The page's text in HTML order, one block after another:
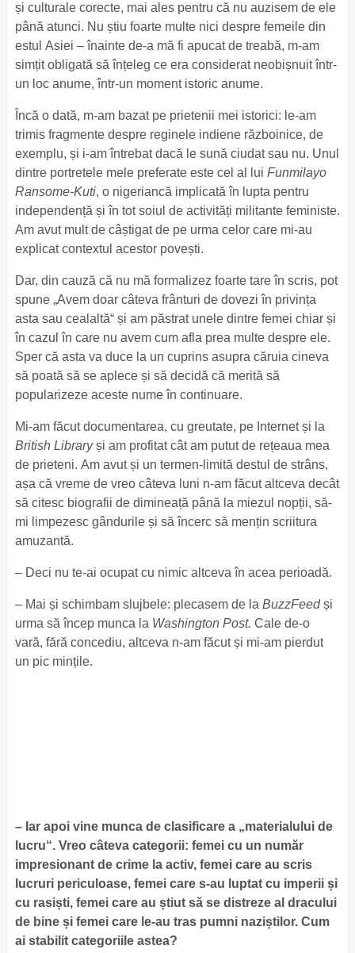
și culturale corecte, mai ales pentru că nu auzisem de ele
până atunci. Nu știu foarte multe nici despre femeile din
estul Asiei – înainte de-a mă fi apucat de treabă, m-am
simțit obligată să înțeleg ce era considerat neobișnuit într-
un loc anume, într-un moment istoric anume.
Încă o dată, m-am bazat pe prietenii mei istorici: le-am
trimis fragmente despre reginele indiene războinice, de
exemplu, și i-am întrebat dacă le sună ciudat sau nu. Unul
dintre portretele mele preferate este cel al lui Funmilayo
Ransome-Kuti, o nigeriancă implicată în lupta pentru
independență și în tot soiul de activități militante feministe.
Am avut mult de câștigat de pe urma celor care mi-au
explicat contextul acestor povești.
Dar, din cauză că nu mă formalizez foarte tare în scris, pot
spune „Avem doar câteva frânturi de dovezi în privința
asta sau cealaltă“ și am păstrat unele dintre femei chiar și
în cazul în care nu avem cum afla prea multe despre ele.
Sper că asta va duce la un cuprins asupra căruia cineva
să poată să se aplece și să decidă că merită să
popularizeze aceste nume în continuare.
Mi-am făcut documentarea, cu greutate, pe Internet și la
British Libraryși am profitat cât am putut de rețeaua mea
de prieteni. Am avut și un termen-limită destul de strâns,
așa că vreme de vreo câteva luni n-am făcut altceva decât
să citesc biografii de dimineață până la miezul nopții, să-
mi limpezesc gândurile și să încerc să mențin scriitura
amuzantă.
– Deci nu te-ai ocupat cu nimic altceva în acea perioadă.
– Mai și schimbam slujbele: plecasem de la BuzzFeedși
urma să încep munca la Washington Post. Cale de-o
vară, fără concediu, altceva n-am făcut și mi-am pierdut
un pic mințile.
– Iar apoi vine munca de clasificare a „materialului de
lucru“. Vreo câteva categorii: femei cu un număr
impresionant de crime la activ, femei care au scris
lucruri periculoase, femei care s-au luptat cu imperii și
cu rasiști, femei care au știut să se distreze al dracului
de bine și femei care le-au tras pumni naziștilor. Cum
ai stabilit categoriile astea?